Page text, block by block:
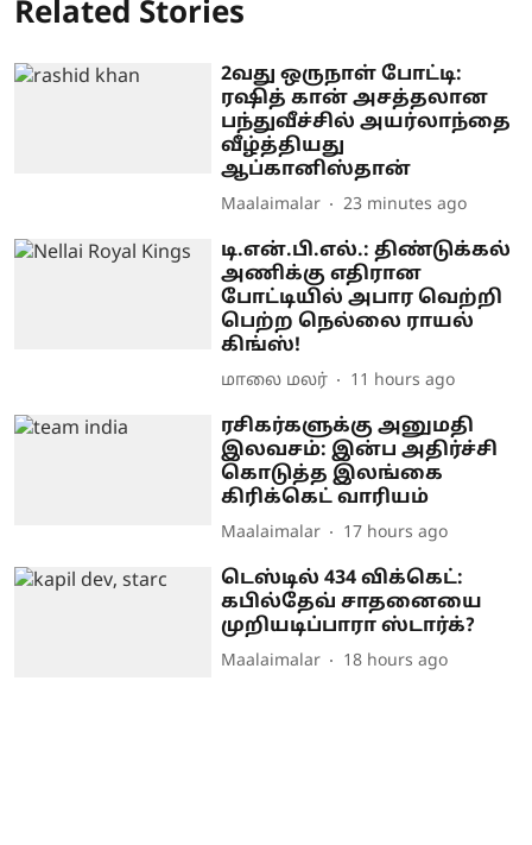
Related Stories
2வது ஒருநாள் போட்டி:
ரஷித் கான் அசத்தலான
பந்துவீச்சில் அயர்லாந்தை
வீழ்த்தியது
ஆப்கானிஸ்தான்
Maalaimalar 23 minutes ago
டி.என்.பி.எல்.: திண்டுக்கல்
அணிக்கு எதிரான
போட்டியில் அபார வெற்றி
பெற்ற நெல்லை ராயல்
கிங்ஸ்!
மாலை மலர் 11 hours ago
ரசிகர்களுக்கு அனுமதி
இலவசம்: இன்ப அதிர்ச்சி
கொடுத்த இலங்கை
கிரிக்கெட் வாரியம்
Maalaimalar 17 hours ago
டெஸ்டில் 434 விக்கெட்:
கபில்தேவ் சாதனையை
முறியடிப்பாரா ஸ்டார்க்?
Maalaimalar 18 hours ago